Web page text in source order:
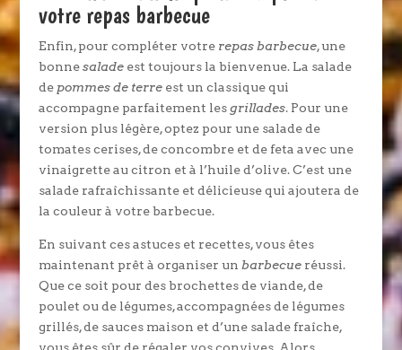
votre repas barbecue
Enfin, pour compléter votre repas barbecue, une
bonnesaladeest toujours la bienvenue. La salade
de pommes de terreest un classique qui
accompagne parfaitement lesgrillades. Pour une
version plus légère, optez pour une salade de
tomates cerises, de concombre et de feta avec une
vinaigrette au citron et à l’huile d’olive. C’est une
salade rafraîchissante et délicieuse qui ajoutera de
la couleur à votre barbecue.
En suivant ces astuces et recettes, vous êtes
maintenant prêt à organiser un barbecueréussi.
Que ce soit pour des brochettes de viande, de
poulet ou de légumes, accompagnées de légumes
grillés, de sauces maison et d’une salade fraîche,